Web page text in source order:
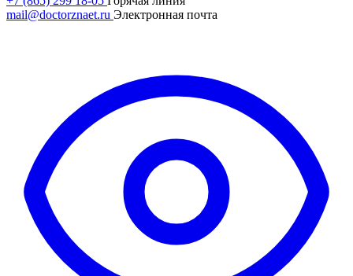
mail@doctorznaet.ru Электронная почта